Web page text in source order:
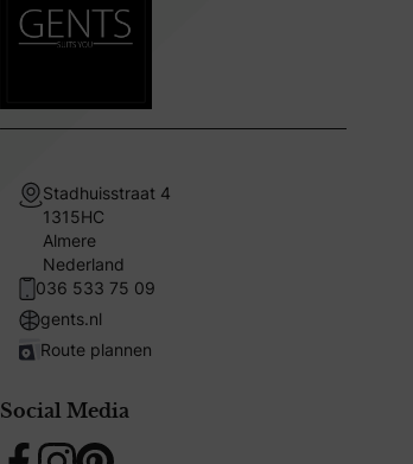
Stadhuisstraat 4
1315HC
Almere
Nederland
036 533 75 09
gents.nl
Route plannen
Social Media
Facebook
Instagram
Pinterest